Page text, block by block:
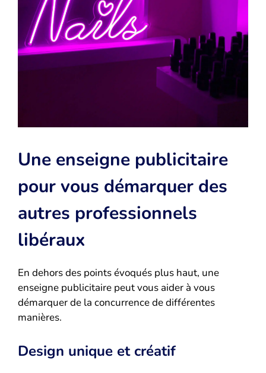
Une enseigne publicitaire
pour vous démarquer des
autres professionnels
libéraux
En dehors des points évoqués plus haut, une
enseigne publicitaire peut vous aider à vous
démarquer de la concurrence de différentes
manières.
Design unique et créatif